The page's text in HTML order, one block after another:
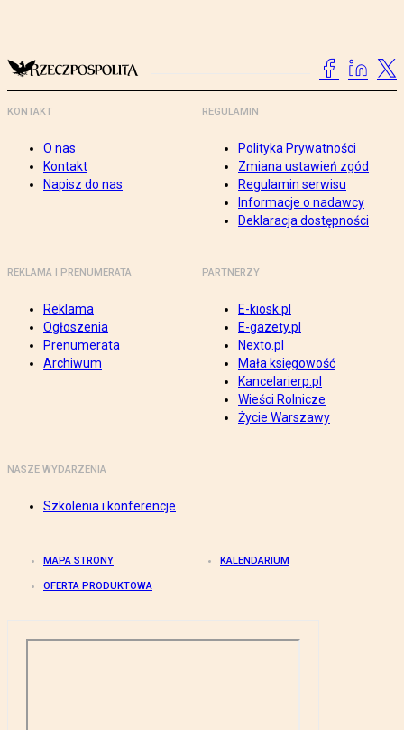
KONTAKT
O nas
Kontakt
Napisz do nas
REGULAMIN
Polityka Prywatności
Zmiana ustawień zgód
Regulamin serwisu
Informacje o nadawcy
Deklaracja dostępności
REKLAMA I PRENUMERATA
Reklama
Ogłoszenia
Prenumerata
Archiwum
PARTNERZY
E-kiosk.pl
E-gazety.pl
Nexto.pl
Mała księgowość
Kancelarierp.pl
Wieści Rolnicze
Życie Warszawy
NASZE WYDARZENIA
Szkolenia i konferencje
MAPA STRONY KALENDARIUM
OFERTA PRODUKTOWA